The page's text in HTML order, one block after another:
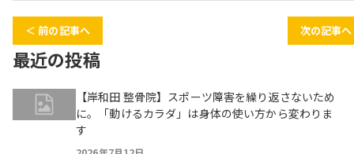
＜ 前の記事へ 次の記事
最近の投稿
【岸和田 整骨院】スポーツ障害を繰り返さないため
に。「動けるカラダ」は身体の使い方から変わりま
す